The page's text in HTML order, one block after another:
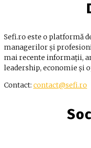
Sefi.ro este o platformă
managerilor și
mai recente informații,
leadership, economie și
Contact: contact@sefi.ro